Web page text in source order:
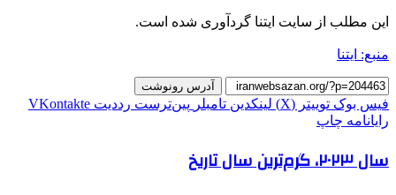
این مطلب از سایت ایتنا گردآوری شده است.
منبع: ایتنا
آدرس رونوشت
فیس بوک توییتر (X) لینکدین ‫تامبلر ‫پین‌ترست ‫رددیت ‫VKontakte
رایانامه چاپ
سال ۲۰۲۳، گرم‌ترین سال تاریخ